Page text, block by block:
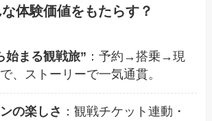
体験価値をもたらす？
始まる観戦旅” ：予約→搭乗→現
、ストーリーで一気通貫。
の楽しさ ：観戦チケット連動・